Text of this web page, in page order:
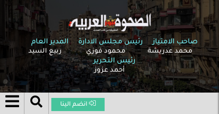
صاحب الامتياز
محمد عدريشة
رئيس مجلس الادارة
محمود فوزي
المدير العام
ربيع السيد
رئيس التحرير
أحمد عزوز
انضم الينا